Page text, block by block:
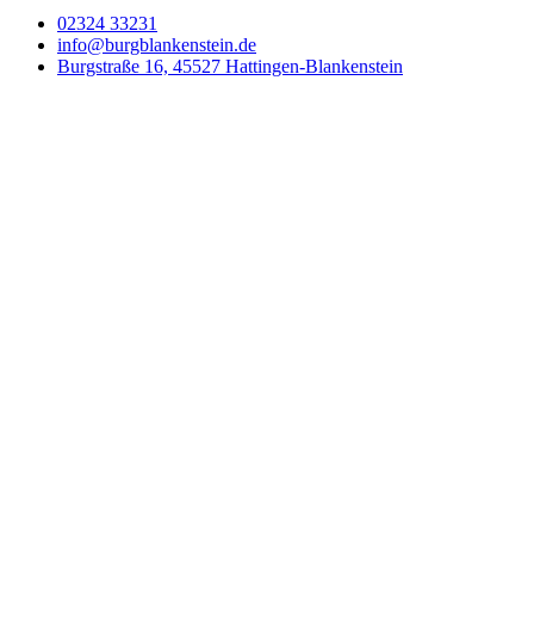
02324 33231
info@burgblankenstein.de
Burgstraße 16, 45527 Hattingen-Blankenstein